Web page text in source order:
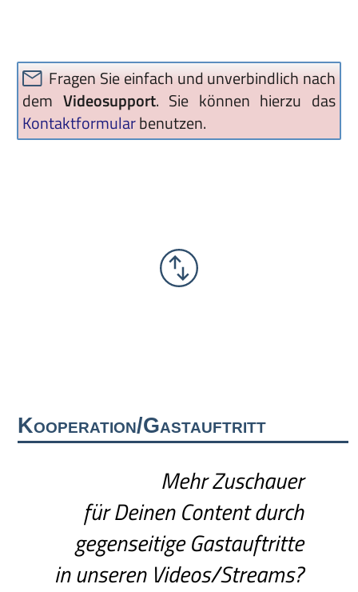
Fragen Sie einfach und unverbindlich nach
dem Videosupport. Sie können hierzu das
Kontaktformularbenutzen.
Kooperation/Gastauftritt
Mehr Zuschauer
für Deinen Content durch
gegenseitige Gastauftritte
in unseren Videos/Streams?